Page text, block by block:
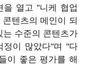
을 열고 "니케 협업
텐츠의 메인이 되
는 수준의 콘텐츠가
이 많았다"며 "다
이 좋은 평가를 해